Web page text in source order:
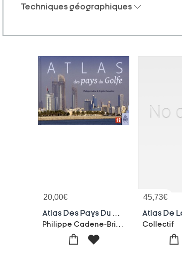
Techniques géographiques
20,00€ 45,73€
Collectif